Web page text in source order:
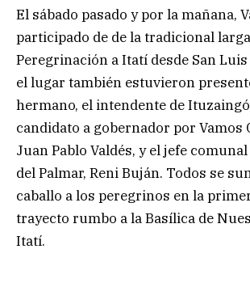
El sábado pasado y por la mañana,
participado de de la tradicional
Peregrinación a Itatí desde San Luis
el lugar también estuvieron
hermano, el intendente de
candidato a gobernador por Vamos
Juan Pablo Valdés, y el jefe
del Palmar, Reni Buján. Todos se
caballo a los peregrinos en la
trayecto rumbo a la Basílica de
Itatí.